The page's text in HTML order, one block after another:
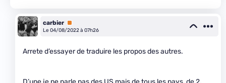
carbier Premium
Le 04/08/2022 à 07h26
Arrete d’essayer de traduire les propos des autres.